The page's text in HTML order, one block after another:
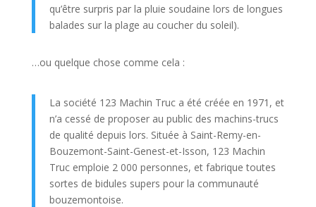
qu’être surpris par la pluie soudaine lors de longues
balades sur la plage au coucher du soleil).
…ou quelque chose comme cela :
La société 123 Machin Truc a été créée en 1971, et
n’a cessé de proposer au public des machins-trucs
de qualité depuis lors. Située à Saint-Remy-en-
Bouzemont-Saint-Genest-et-Isson, 123 Machin
Truc emploie 2 000 personnes, et fabrique toutes
sortes de bidules supers pour la communauté
bouzemontoise.